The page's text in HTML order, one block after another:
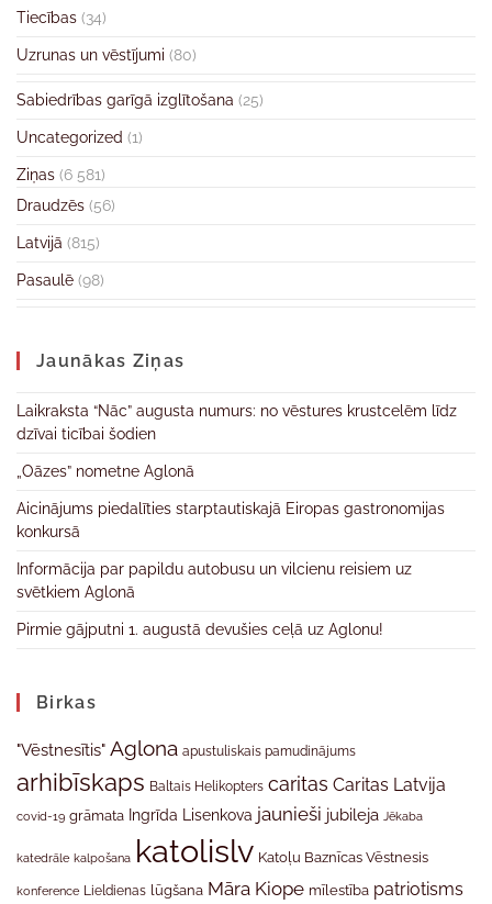
Tiecības (34)
Uzrunas un vēstījumi (80)
Sabiedrības garīgā izglītošana (25)
Uncategorized (1)
Ziņas (6 581)
Draudzēs (56)
Latvijā (815)
Pasaulē (98)
Jaunākas Ziņas
Laikraksta “Nāc” augusta numurs: no vēstures krustcelēm līdz
dzīvai ticībai šodien
„Oāzes” nometne Aglonā
Aicinājums piedalīties starptautiskajā Eiropas gastronomijas
konkursā
Informācija par papildu autobusu un vilcienu reisiem uz
svētkiem Aglonā
Pirmie gājputni 1. augustā devušies ceļā uz Aglonu!
Birkas
"Vēstnesītis" Aglona apustuliskais pamudinājums
arhibīskaps Baltais Helikopters caritas Caritas Latvija
covid-19 grāmata Ingrīda Lisenkova jaunieši jubileja Jēkaba
katedrāle kalpošana katolislv Katoļu Baznīcas Vēstnesis
konference Lieldienas lūgšana Māra Kiope mīlestība patriotisms